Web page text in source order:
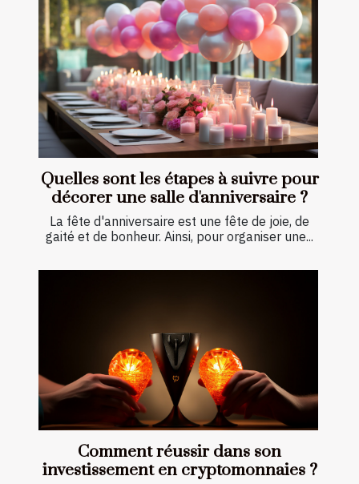
Quelles sont les étapes à suivre pour
décorer une salle d'anniversaire ?
La fête d'anniversaire est une fête de joie, de
gaité et de bonheur. Ainsi, pour organiser une...
Comment réussir dans son
investissement en cryptomonnaies ?